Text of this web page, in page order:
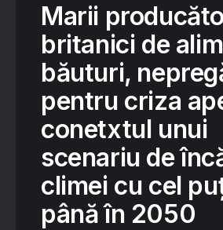
Marii
britanici de
băuturi,
pentru criza
conetxtul unui
scenariu de
climei cu cel
până în 2050